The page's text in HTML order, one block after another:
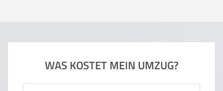
WAS KOSTET MEIN UMZUG?